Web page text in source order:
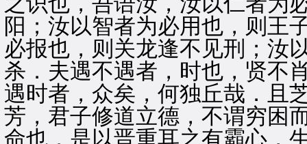
阳；汝以智者为必用也，则王
必报也，则关龙逢不见刑；汝
杀．夫遇不遇者，时也，贤不
遇时者，众矣，何独丘哉．且
芳，君子修道立德，不谓穷困
命也．是以晋重耳之有霸心，